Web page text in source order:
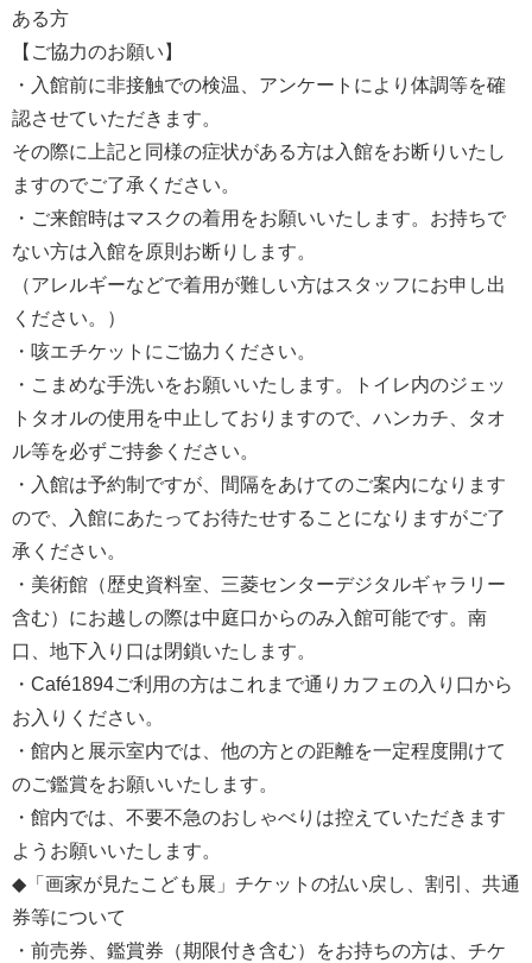
ある方
【ご協力のお願い】
・入館前に非接触での検温、アンケートにより体調等を確
認させていただきます。
その際に上記と同様の症状がある方は入館をお断りいたし
ますのでご了承ください。
・ご来館時はマスクの着用をお願いいたします。お持ちで
ない方は入館を原則お断りします。
（アレルギーなどで着用が難しい方はスタッフにお申し出
ください。）
・咳エチケットにご協力ください。
・こまめな手洗いをお願いいたします。トイレ内のジェッ
トタオルの使用を中止しておりますので、ハンカチ、タオ
ル等を必ずご持参ください。
・入館は予約制ですが、間隔をあけてのご案内になります
ので、入館にあたってお待たせすることになりますがご了
承ください。
・美術館（歴史資料室、三菱センターデジタルギャラリー
含む）にお越しの際は中庭口からのみ入館可能です。南
口、地下入り口は閉鎖いたします。
・Café1894ご利用の方はこれまで通りカフェの入り口から
お入りください。
・館内と展示室内では、他の方との距離を一定程度開けて
のご鑑賞をお願いいたします。
・館内では、不要不急のおしゃべりは控えていただきます
ようお願いいたします。
◆「画家が見たこども展」チケットの払い戻し、割引、共通
券等について
・前売券、鑑賞券（期限付き含む）をお持ちの方は、チケ